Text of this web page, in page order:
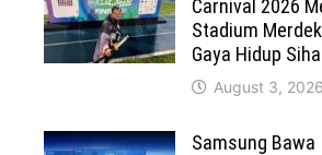
Carnival 2026
Stadium
Gaya Hidup
August 3, 2026
Samsung Bawa